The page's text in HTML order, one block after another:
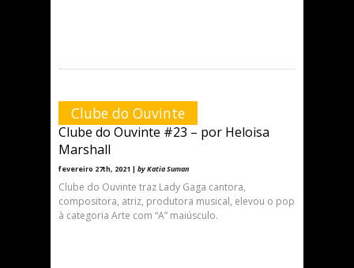
Clube do Ouvinte
Clube do Ouvinte #23 – por Heloisa
Marshall
fevereiro 27th, 2021 | by Katia Suman
Clube do Ouvinte traz Lady Gaga cantora,
compositora, atriz, produtora musical, elevou o pop
à categoria Arte com “A” maiúsculo.